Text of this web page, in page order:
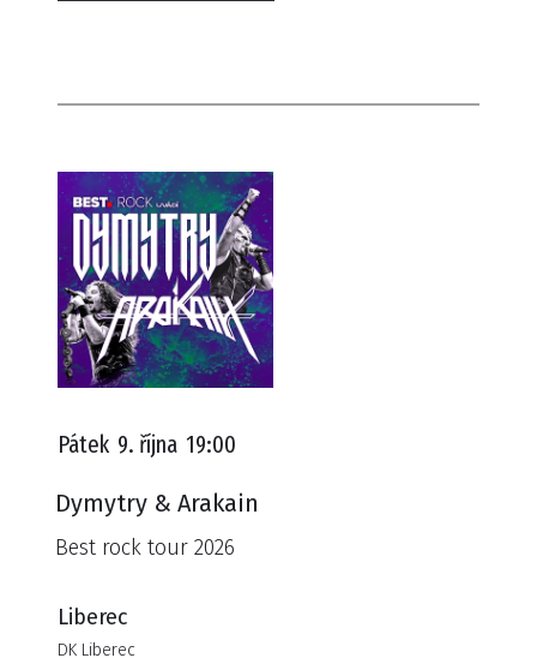
Pátek 9. října 19:00
Dymytry & Arakain
Best rock tour 2026
Liberec
DK Liberec